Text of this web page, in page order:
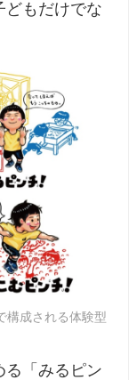
どもだけでな
構成される体験型
る「みるピン